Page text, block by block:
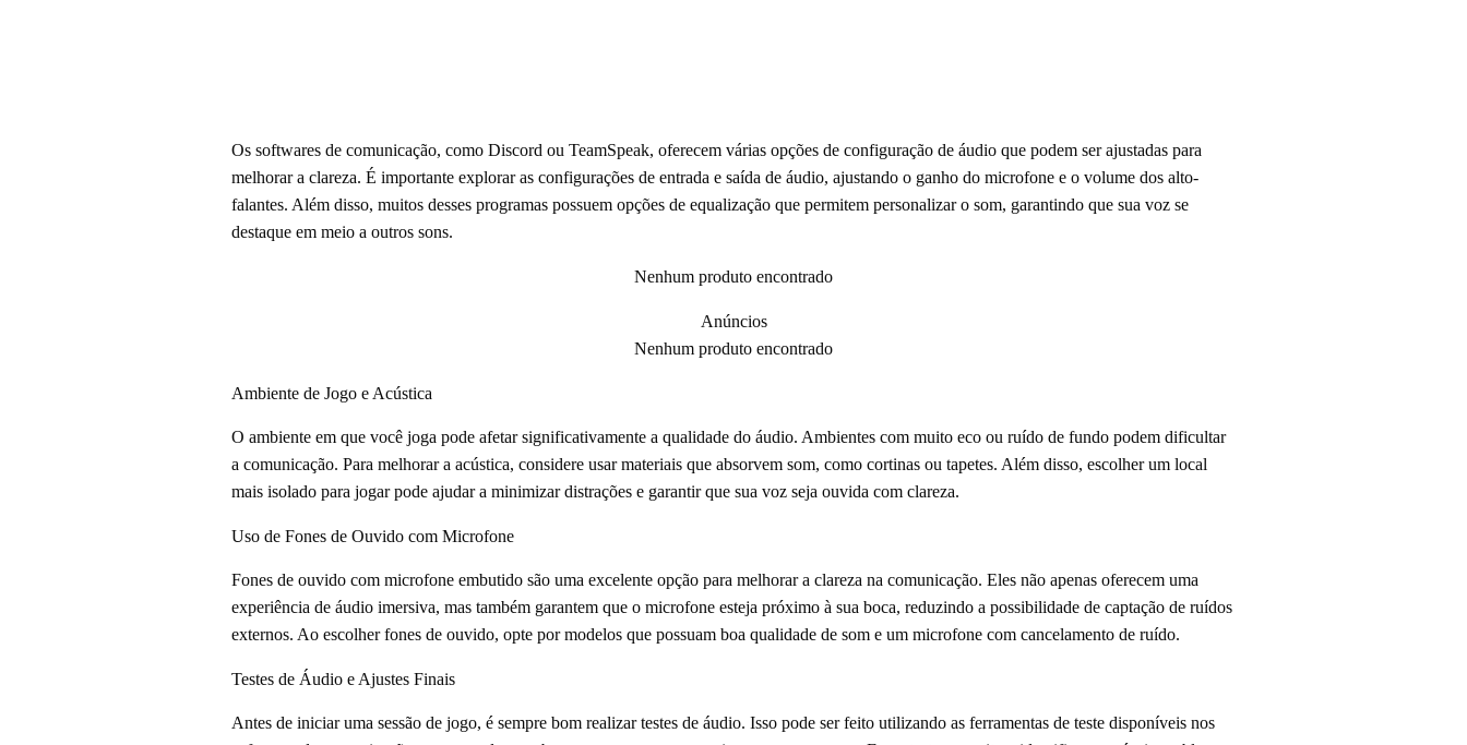
Os softwares de comunicação, como Discord ou TeamSpeak, oferecem várias opções de configuração de áudio que podem ser ajustadas para
melhorar a clareza. É importante explorar as configurações de entrada e saída de áudio, ajustando o ganho do microfone e o volume dos alto-
falantes. Além disso, muitos desses programas possuem opções de equalização que permitem personalizar o som, garantindo que sua voz se
destaque em meio a outros sons.
Nenhum produto encontrado
Anúncios
Nenhum produto encontrado
Ambiente de Jogo e Acústica
O ambiente em que você joga pode afetar significativamente a qualidade do áudio. Ambientes com muito eco ou ruído de fundo podem dificultar
a comunicação. Para melhorar a acústica, considere usar materiais que absorvem som, como cortinas ou tapetes. Além disso, escolher um local
mais isolado para jogar pode ajudar a minimizar distrações e garantir que sua voz seja ouvida com clareza.
Uso de Fones de Ouvido com Microfone
Fones de ouvido com microfone embutido são uma excelente opção para melhorar a clareza na comunicação. Eles não apenas oferecem uma
experiência de áudio imersiva, mas também garantem que o microfone esteja próximo à sua boca, reduzindo a possibilidade de captação de ruídos
externos. Ao escolher fones de ouvido, opte por modelos que possuam boa qualidade de som e um microfone com cancelamento de ruído.
Testes de Áudio e Ajustes Finais
Antes de iniciar uma sessão de jogo, é sempre bom realizar testes de áudio. Isso pode ser feito utilizando as ferramentas de teste disponíveis nos